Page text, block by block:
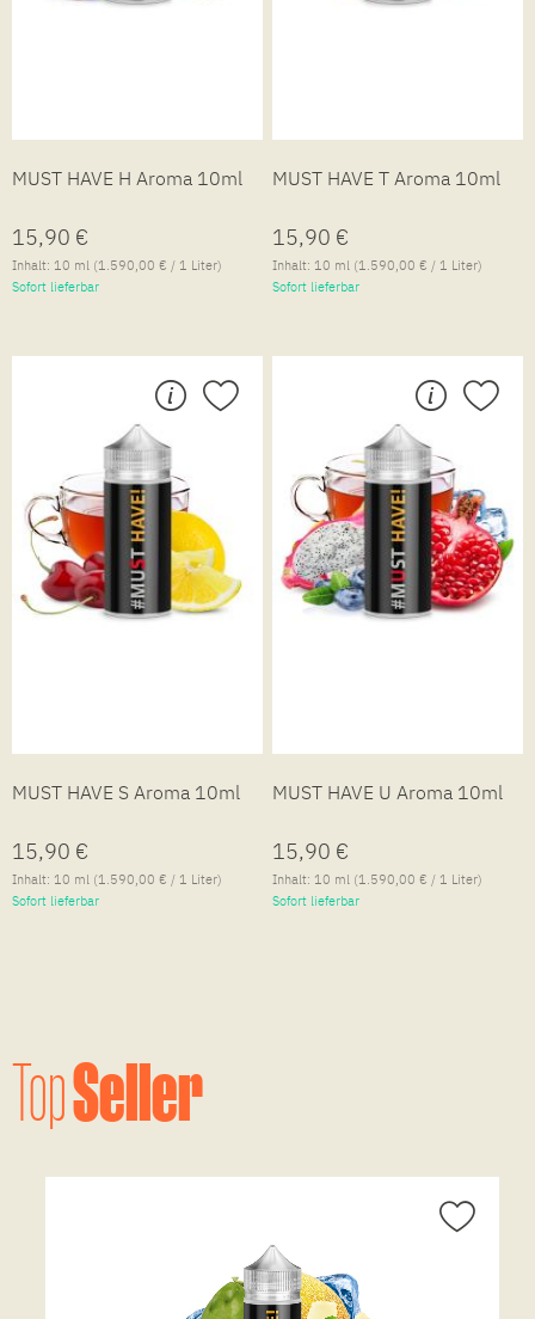
MUST HAVE H Aroma 10ml
15,90 €
Inhalt: 10 ml (1.590,00 € / 1 Liter)
Sofort lieferbar
MUST HAVE T Aroma 10ml
15,90 €
Inhalt: 10 ml (1.590,00 € / 1 Liter)
Sofort lieferbar
MUST HAVE S Aroma 10ml
15,90 €
Inhalt: 10 ml (1.590,00 € / 1 Liter)
Sofort lieferbar
MUST HAVE U Aroma 10ml
15,90 €
Inhalt: 10 ml (1.590,00 € / 1 Liter)
Sofort lieferbar
TopSeller